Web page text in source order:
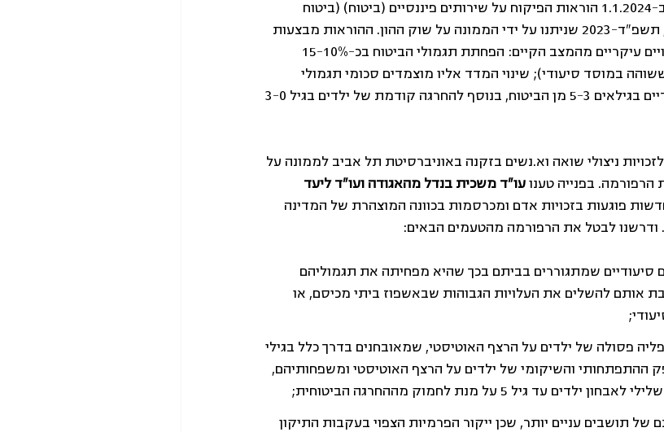
של הביטוח הסיעודי, נכנסו לתוקפן ב-1.1.2024 הוראות הפיקוח על שירותים פיננסיים (ביטוח) (ביטוח
סיעודי קבוצתי לחברי קופת חולים), תשפ"ד-2023 שניתנו על ידי הממונה על שוק ההון. ההוראות מבצעות
במוסד סיעודי); שינוי המדד אליו מוצמדים סכומי תגמולי
ניצולי שואה וא.נשים בזקנה באוניברסיטת תל אביב לממונה על
הרפורמה. בפנייה טענו עו"ד משכית בנדל מהאגודה ועו"ד ליעד
פוגעות בזכויות אדם ומכרסמות בכוונה המוצהרת של המדינה
ודרשנו לבטל את הרפורמה מהטעמים הבאים:
סיעודיים שמתגוררים בביתם בכך שהיא מפחיתה את תגמוליהם
אותם להשלים את העלויות הגבוהות שבאשפוז ביתי מכיסם, או
פסולה של ילדים על הרצף האוטיסטי, שמאובחנים בדרך כלל בגילי
ההתפתחותי והשיקומי של ילדים על הרצף האוטיסטי ומשפחותיהם,
עד גיל 5 על מנת לחמוק מההחרגה הביטוחית;
תושבים עניים יותר, שכן ייקור הפרמיות הצפוי בעקבות התיקון